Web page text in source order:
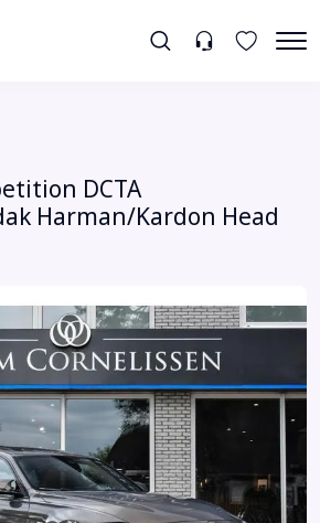
DCTA
Harman/Kardon Head